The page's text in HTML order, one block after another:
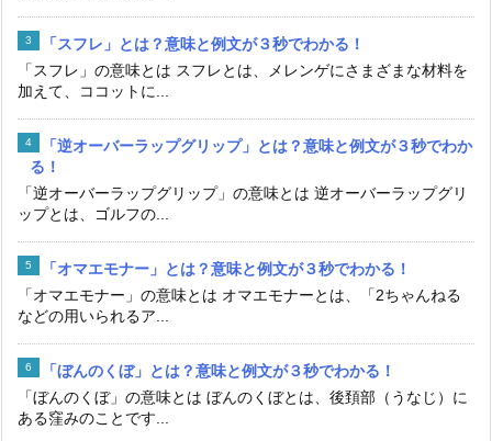
「スフレ」とは？意味と例文が３秒でわかる！
「スフレ」の意味とは スフレとは、メレンゲにさまざまな材料を
加えて、ココットに...
「逆オーバーラップグリップ」とは？意味と例文が３秒でわか
る！
「逆オーバーラップグリップ」の意味とは 逆オーバーラップグリ
ップとは、ゴルフの...
「オマエモナー」とは？意味と例文が３秒でわかる！
「オマエモナー」の意味とは オマエモナーとは、「2ちゃんねる
などの用いられるア...
「ぼんのくぼ」とは？意味と例文が３秒でわかる！
「ぼんのくぼ」の意味とは ぼんのくぼとは、後頚部（うなじ）に
ある窪みのことです...